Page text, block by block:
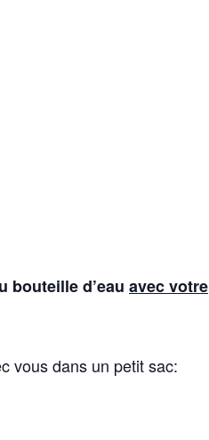
bouteille d’eau avec votre
vous dans un petit sac: